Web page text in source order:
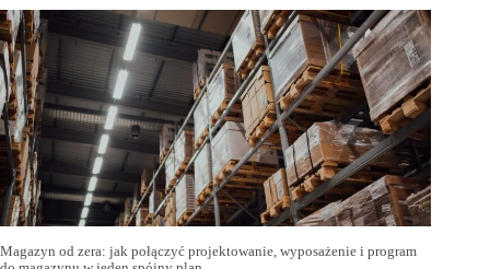
Magazyn od zera: jak połączyć projektowanie, wyposażenie i program